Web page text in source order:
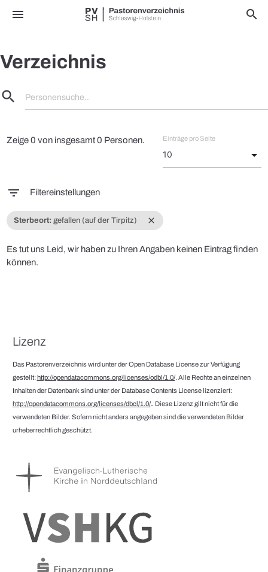
menu search
Verzeichnis
search Personensuche..
Zeige 0 von insgesamt 0 Personen. Einträge pro Seite
filter_list Filtereinstellungen
close
Sterbeort: gefallen (auf der Tirpitz)
Es tut uns Leid, wir haben zu Ihren Angaben keinen Eintrag finden
können.
Lizenz
Das Pastorenverzeichnis wird unter der Open Database License zur Verfügung
gestellt:http://opendatacommons.org/licenses/odbl/1.0/. Alle Rechte an einzelnen
Inhalten der Datenbank sind unter der Database Contents License lizenziert:
http://opendatacommons.org/licenses/dbcl/1.0/. Diese Lizenz gilt nicht für die
verwendeten Bilder. Sofern nicht anders angegeben sind die verwendeten Bilder
urheberrechtlich geschützt.